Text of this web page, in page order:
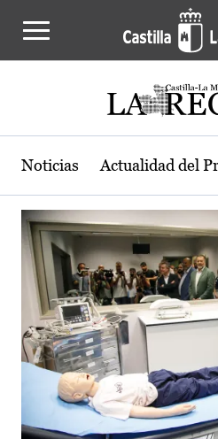
Actualidad de la
Noticias Actualidad del